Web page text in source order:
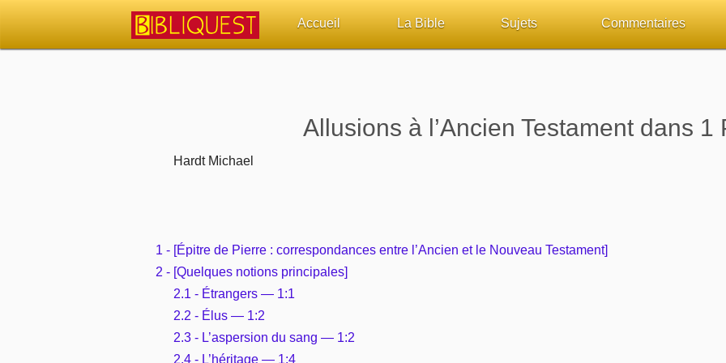
Accueil
Outils
La Bible Sujets Commentaires
Allusions à l’Ancien Testament dans 1
Hardt Michael
1 - [Épitre de Pierre : correspondances entre l’Ancien et le Nouveau Testament]
2 - [Quelques notions principales]
2.1 - Étrangers — 1:1
2.2 - Élus — 1:2
2.3 - L’aspersion du sang — 1:2
2.4 - L’héritage — 1:4